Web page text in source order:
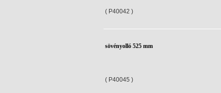
( P40042 )
sövényolló 525 mm
( P40045 )